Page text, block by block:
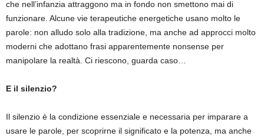
che nell’infanzia attraggono ma in fondo non smettono mai di
funzionare. Alcune vie terapeutiche energetiche usano molto le
parole: non alludo solo alla tradizione, ma anche ad approcci molto
moderni che adottano frasi apparentemente nonsense per
manipolare la realtà. Ci riescono, guarda caso…
E il silenzio?
Il silenzio è la condizione essenziale e necessaria per imparare a
usare le parole, per scoprirne il significato e la potenza, ma anche